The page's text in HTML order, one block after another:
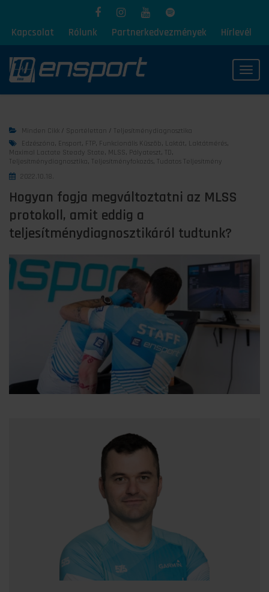
Kapcsolat Rólunk Partnerkedvezmények Hírlevél
Minden Cikk / Sportélettan / Teljesítménydiagnosztika
Edzészóna, Ensport , FTP , Funkcionális Küszöb , Laktát , Laktátmérés,
Maximal Lactate Steady State , MLSS, Pályateszt , TD ,
Teljesítménydiagnosztika, Teljesítményfokozás, Tudatos Teljesítmény
2022.10.18.
Hogyan fogja megváltoztatni az MLSS
protokoll, amit eddig a
teljesítménydiagnosztikáról tudtunk?